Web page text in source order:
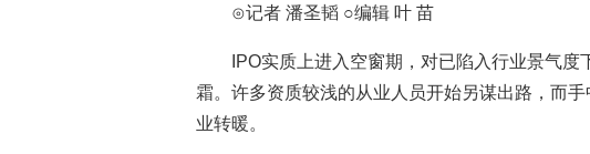
⊙记者 潘圣韬 ○编辑 叶 苗
IPO实质上进入空窗期，对已陷入行业景气
霜。许多资质较浅的从业人员开始另谋出路，而
业转暖。